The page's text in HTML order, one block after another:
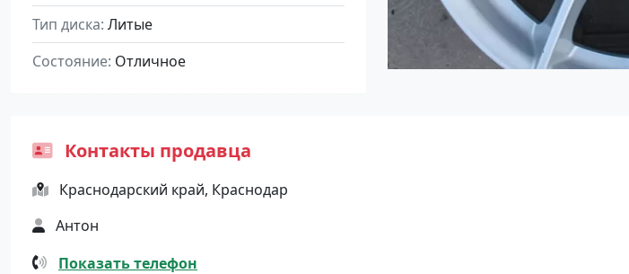
Тип диска Литые
Состояние Отличное
Контакты продавца
Краснодарский край, Краснодар
Антон
Показать телефон